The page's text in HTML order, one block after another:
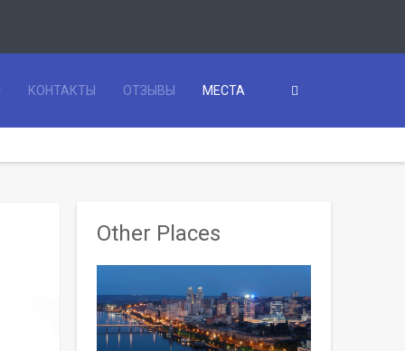
КОНТАКТЫ ОТЗЫВЫ МЕСТА
Other Places